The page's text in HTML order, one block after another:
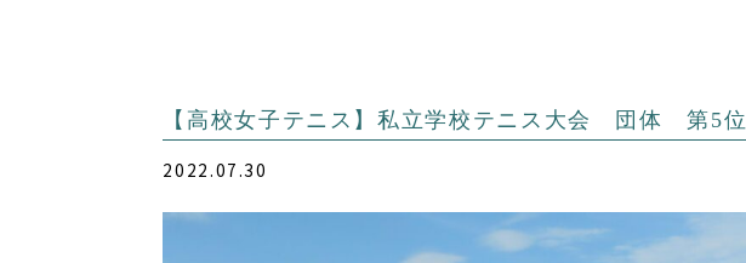
【高校女子テニス】私立学校テニス大会 団体 第5位
2022.07.30